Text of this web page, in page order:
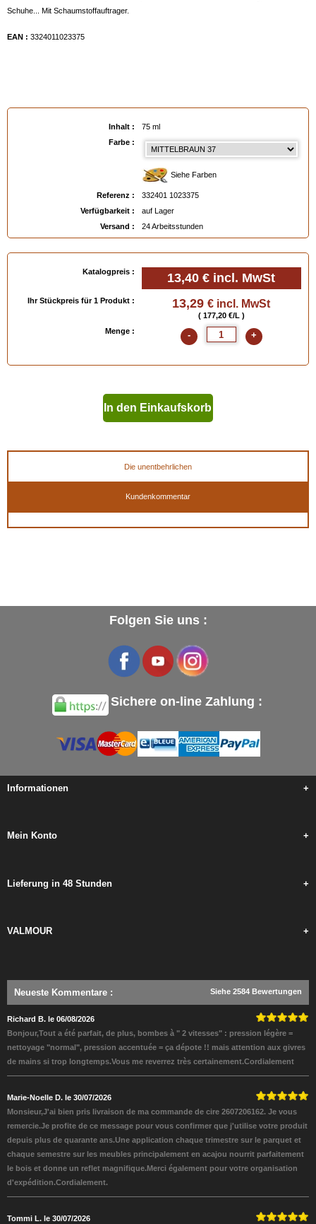
Schuhe... Mit Schaumstoffauftrager.
EAN : 3324011023375
Inhalt :
75 ml
Farbe :
Siehe Farben
Referenz :
332401 1023375
Verfügbarkeit :
auf Lager
Versand :
24 Arbeitsstunden
Katalogpreis : 13,40 € incl. MwSt
Ihr Stückpreis für 1 Produkt : 13,29 € incl. MwSt
( 177,20 €/L )
Menge :
- +
In den Einkaufskorb
Die unentbehrlichen
Kundenkommentar
Folgen Sie uns :
Sichere on-line Zahlung :
Informationen +
Mein Konto +
Lieferung in 48 Stunden +
VALMOUR +
Neueste Kommentare : Siehe 2584 Bewertungen
Richard B. le 06/08/2026
Bonjour,Tout a été parfait, de plus, bombes à " 2 vitesses" : pression légère =
nettoyage "normal", pression accentuée = ça dépote !! mais attention aux givres
de mains si trop longtemps.Vous me reverrez très certainement.Cordialement
Marie-Noelle D. le 30/07/2026
Monsieur,J'ai bien pris livraison de ma commande de cire 2607206162. Je vous
remercie.Je profite de ce message pour vous confirmer que j'utilise votre produit
depuis plus de quarante ans.Une application chaque trimestre sur le parquet et
chaque semestre sur les meubles principalement en acajou nourrit parfaitement
le bois et donne un reflet magnifique.Merci également pour votre organisation
d'expédition.Cordialement.
Tommi L. le 30/07/2026